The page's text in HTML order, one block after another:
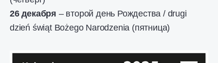
26 декабря – второй день Рождества / drugi
dzień świąt Bożego Narodzenia (пятница)